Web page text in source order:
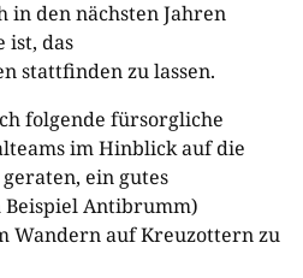
in den nächsten Jahren
ist, das
stattfinden zu lassen.
folgende fürsorgliche
im Hinblick auf die
ein gutes
Antibrumm)
Wandern auf Kreuzottern zu